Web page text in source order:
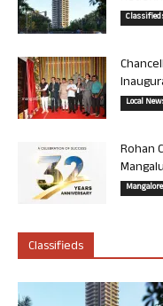
Local
Rohan
Classifieds